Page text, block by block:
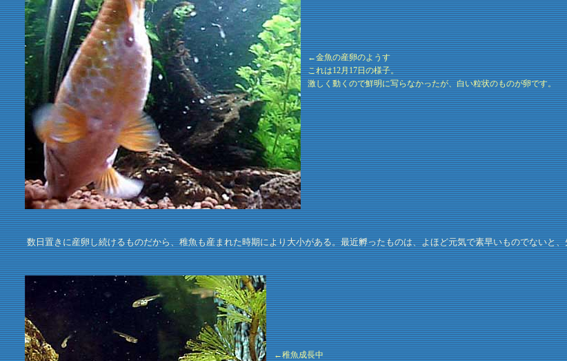
←金魚の産卵のようす
これは12月17日の様子。
激しく動くので鮮明に写らなかったが、白い粒状のものが卵です。
数日置きに産卵し続けるものだから、稚魚も産まれた時期により大小がある。最近孵ったものは、よほど元気で素早いものでないと
←稚魚成長中